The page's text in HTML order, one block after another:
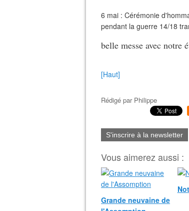
6 mai : Cérémonie
pendant la guerre 14/18
belle messe avec notre
[Haut]
Rédigé par Philippe
S'inscrire à la newsletter
Vous aimerez aussi :
Grande neuvaine de